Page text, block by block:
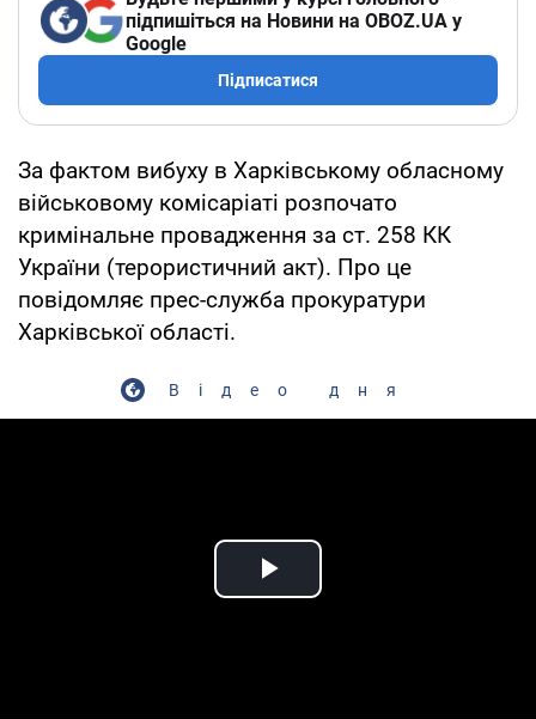
підпишіться на Новини на OBOZ.UA у
Google
Підписатися
За фактом вибуху в Харківському обласному
військовому комісаріаті розпочато
кримінальне провадження за ст. 258 КК
України (терористичний акт). Про це
повідомляє прес-служба прокуратури
Харківської області.
Відео дня
Play Video